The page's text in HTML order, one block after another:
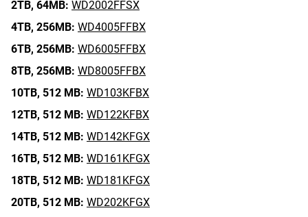
2TB, 64MB: WD2002FFSX
4TB, 256MB: WD4005FFBX
6TB, 256MB: WD6005FFBX
8TB, 256MB: WD8005FFBX
10TB, 512 MB: WD103KFBX
12TB, 512 MB: WD122KFBX
14TB, 512 MB: WD142KFGX
16TB, 512 MB: WD161KFGX
18TB, 512 MB: WD181KFGX
20TB, 512 MB: WD202KFGX